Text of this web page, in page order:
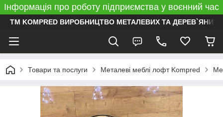
Інформація про роботу підприємства у воєнний час
ТМ KOMPRED ВИРОБНИЦТВО МЕТАЛЕВИХ ТА ДЕРЕВ`ЯНИХ
Товари та послуги Металеві меблі лофт Kompred